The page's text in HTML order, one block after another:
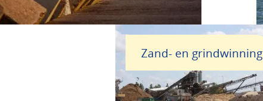
Zand- en grindwinning